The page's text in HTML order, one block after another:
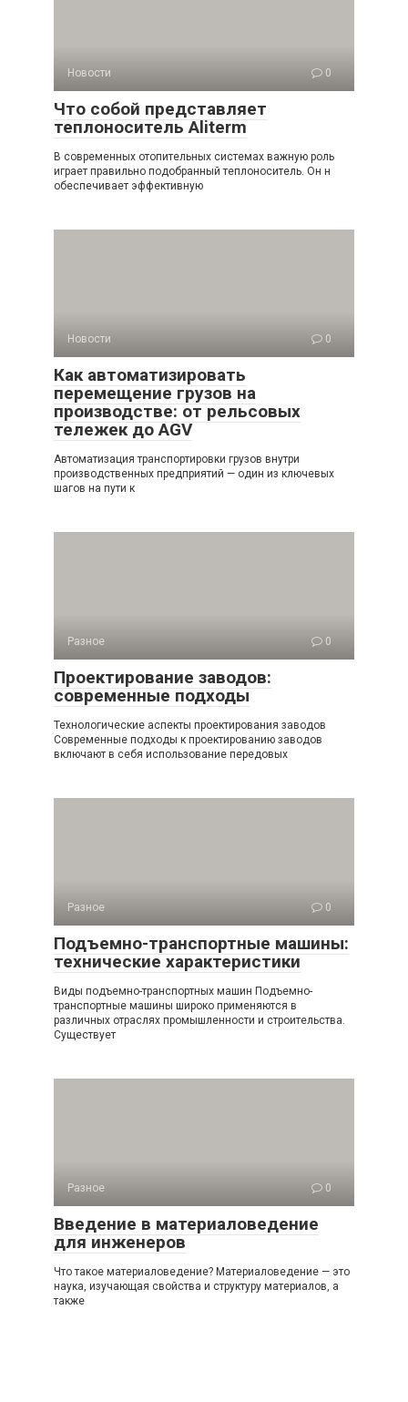
Новости 0
Что собой представляет
теплоноситель Aliterm
В современных отопительных системах важную роль
играет правильно подобранный теплоноситель. Он н
обеспечивает эффективную
Новости 0
Как автоматизировать
перемещение грузов на
производстве: от рельсовых
тележек до AGV
Автоматизация транспортировки грузов внутри
производственных предприятий — один из ключевых
шагов на пути к
Разное 0
Проектирование заводов:
современные подходы
Технологические аспекты проектирования заводов
Современные подходы к проектированию заводов
включают в себя использование передовых
Разное 0
Подъемно-транспортные машины:
технические характеристики
Виды подъемно-транспортных машин Подъемно-
транспортные машины широко применяются в
различных отраслях промышленности и строительства.
Существует
Разное 0
Введение в материаловедение
для инженеров
Что такое материаловедение? Материаловедение — это
наука, изучающая свойства и структуру материалов, а
также